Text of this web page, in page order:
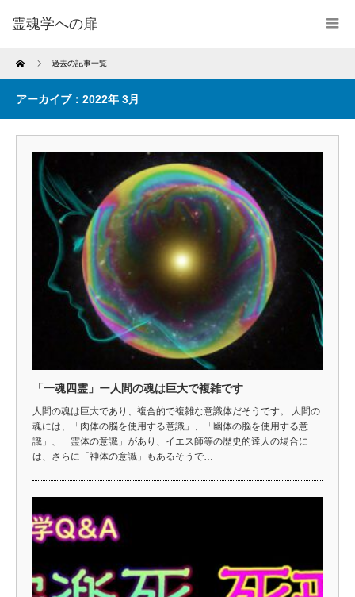
霊魂学への扉
Home 過去の記事一覧
アーカイブ：2022年 3月
「一魂四霊」ー人間の魂は巨大で複雑です
人間の魂は巨大であり、複合的で複雑な意識体だそうです。 人間の
魂には、「肉体の脳を使用する意識」、「幽体の脳を使用する意
識」、「霊体の意識」があり、イエス師等の歴史的達人の場合に
は、さらに「神体の意識」もあるそうで…